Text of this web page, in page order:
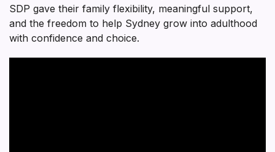
SDP gave their family flexibility, meaningful support,
and the freedom to help Sydney grow into adulthood
with confidence and choice.